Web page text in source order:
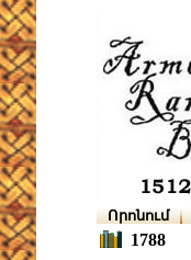
Որոնում
1788